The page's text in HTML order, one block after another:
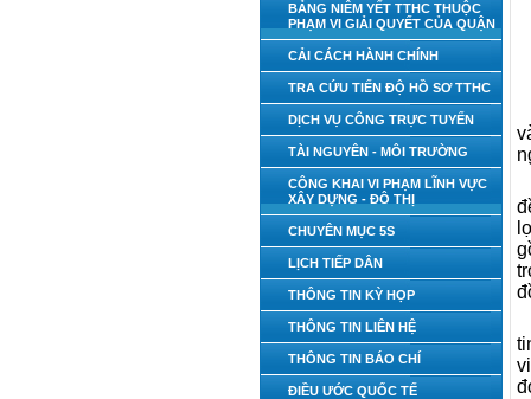
BẢNG NIÊM YẾT TTHC THUỘC
PHẠM VI GIẢI QUYẾT CỦA QUẬN
CẢI CÁCH HÀNH CHÍNH
TRA CỨU TIẾN ĐỘ HỒ SƠ TTHC
DỊCH VỤ CÔNG TRỰC TUYẾN
TÀI NGUYÊN - MÔI TRƯỜNG
CÔNG KHAI VI PHẠM LĨNH VỰC
XÂY DỰNG - ĐÔ THỊ
CHUYÊN MỤC 5S
LỊCH TIẾP DÂN
THÔNG TIN KỲ HỌP
THÔNG TIN LIÊN HỆ
THÔNG TIN BÁO CHÍ
ĐIỀU ƯỚC QUỐC TẾ